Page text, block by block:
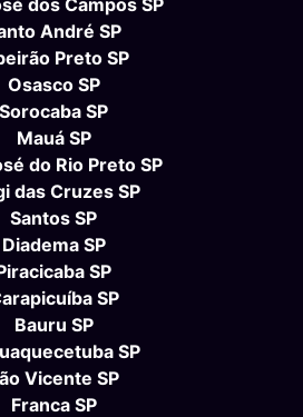
André SP
Preto SP
Osasco SP
Sorocaba SP
Mauá SP
do Rio Preto SP
das Cruzes SP
Santos SP
Diadema SP
SP
SP
Bauru SP
SP
Vicente SP
Franca SP